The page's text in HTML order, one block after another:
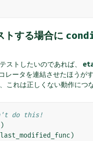
トする場合に
ストしたいのであれば、
レータを連結させたほうが
これは正しくない動作につ
do this!
)
last_modified_func )